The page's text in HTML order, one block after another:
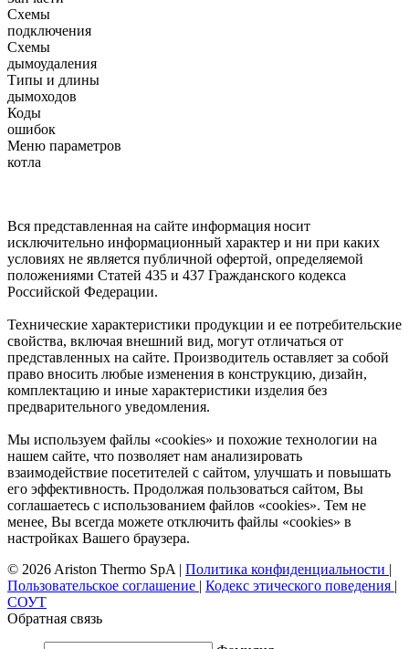
Схемы
подключения
Схемы
дымоудаления
Типы и длины
дымоходов
Коды
ошибок
Меню параметров
котла
Вся представленная на сайте информация носит
исключительно информационный характер и ни при каких
условиях не является публичной офертой, определяемой
положениями Статей 435 и 437 Гражданского кодекса
Российской Федерации.
Технические характеристики продукции и ее потребительские
свойства, включая внешний вид, могут отличаться от
представленных на сайте. Производитель оставляет за собой
право вносить любые изменения в конструкцию, дизайн,
комплектацию и иные характеристики изделия без
предварительного уведомления.
Мы используем файлы «cookies» и похожие технологии на
нашем сайте, что позволяет нам анализировать
взаимодействие посетителей с сайтом, улучшать и повышать
его эффективность. Продолжая пользоваться сайтом, Вы
соглашаетесь с использованием файлов «cookies». Тем не
менее, Вы всегда можете отключить файлы «cookies» в
настройках Вашего браузера.
© 2026 Ariston Thermo SpA | Политика конфиденциальности |
Пользовательское соглашение | Кодекс этического поведения |
СОУТ
Обратная связь